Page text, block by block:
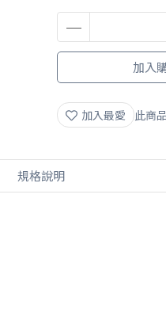
加入
加入最愛 此商
規格說明